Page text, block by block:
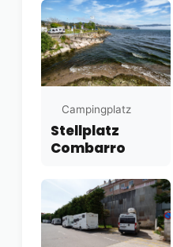
Campingplatz
Stellplatz
Combarro